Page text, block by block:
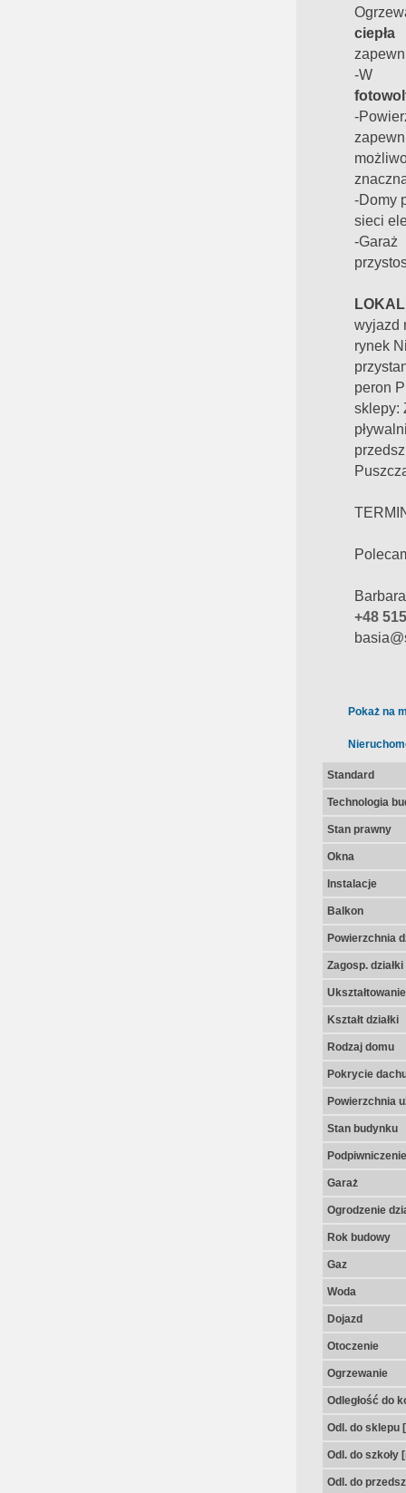
ciepła
-W
-
-Domy
sieci
-
wyjazd
rynek
peron
sklepy:
+48
Pokaż na
Standard
Technologia
Stan prawny
Okna
Instalacje
Balkon
Powierzchnia
Zagosp. działki
Kształt działki
Rodzaj domu
Pokrycie
Powierzchnia
Stan budynku
Podpiwniczenie
Garaż
Ogrodzenie
Rok budowy
Gaz
Woda
Dojazd
Otoczenie
Ogrzewanie
Odległość do
Odl. do sklepu
Odl. do szkoły
Odl. do